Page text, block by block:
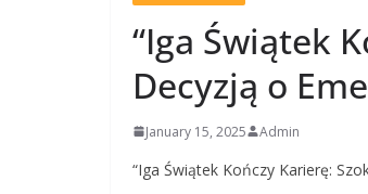
“Iga Świątek
Decyzją o
January 15, 2025 Admin
“Iga Świątek Kończy Karierę: